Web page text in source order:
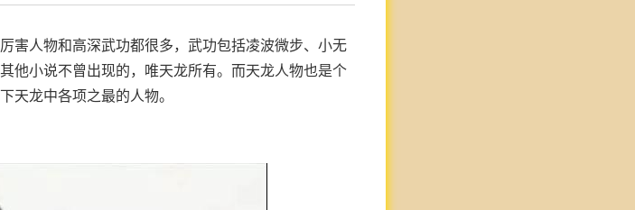
害人物和高深武功都很多，武功包括凌波微步、小无
他小说不曾出现的，唯天龙所有。而天龙人物也是个
天龙中各项之最的人物。